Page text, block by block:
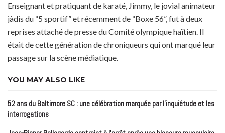
Enseignant et pratiquant de karaté, Jimmy, le jovial animateur
jàdis du “5 sportif” et récemment de “Boxe 56”, fut à deux
reprises attaché de presse du Comité olympique haïtien. Il
était de cette génération de chroniqueurs qui ont marqué leur
passage sur la scène médiatique.
YOU MAY ALSO LIKE
52 ans du Baltimore SC : une célébration marquée par l’inquiétude et les
interrogations